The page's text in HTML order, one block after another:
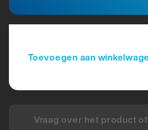
Toevoegen aan
Vraag over het product